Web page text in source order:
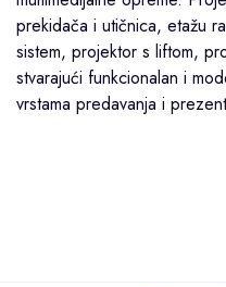
prekidača i utičnica, etažu
sistem, projektor s liftom,
stvarajući funkcionalan i
vrstama predavanja i